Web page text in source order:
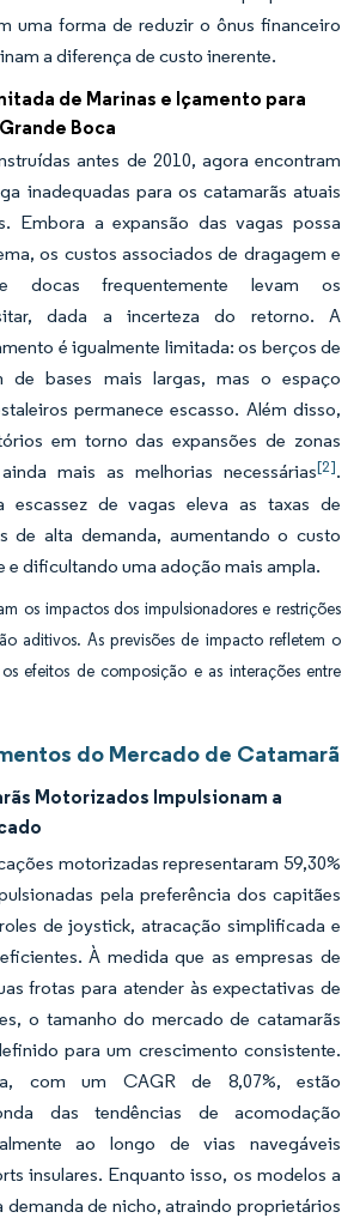
uma forma de reduzir o ônus financeiro
a diferença de custo inerente.
de Marinas e Içamento para
Boca
antes de 2010, agora encontram
inadequadas para os catamarãs atuais
Embora a expansão das vagas possa
os custos associados de dragagem e
docas frequentemente levam os
dada a incerteza do retorno. A
é igualmente limitada: os berços de
de bases mais largas, mas o espaço
permanece escasso. Além disso,
em torno das expansões de zonas
mais as melhorias necessárias[2].
escassez de vagas eleva as taxas de
de alta demanda, aumentando o custo
e dificultando uma adoção mais ampla.
os impactos dos impulsionadores e restrições
aditivos. As previsões de impacto refletem o
efeitos de composição e as interações entre
do Mercado de Catamarã
Motorizados Impulsionam a
motorizadas representaram 59,30%
pela preferência dos capitães
de joystick, atracação simplificada e
À medida que as empresas de
frotas para atender às expectativas de
o tamanho do mercado de catamarãs
para um crescimento consistente.
com um CAGR de 8,07%, estão
das tendências de acomodação
ao longo de vias navegáveis
insulares. Enquanto isso, os modelos a
demanda de nicho, atraindo proprietários